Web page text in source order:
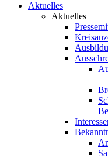
Aktuelles
Aktuelles